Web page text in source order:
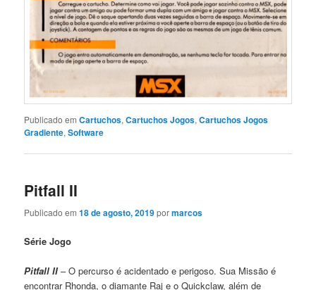
Publicado em Cartuchos,Cartuchos Jogos,Cartuchos Jogos
Gradiente,Software
Pitfall II
Publicado em18 de agosto, 2019pormarcos
Série Jogo
Pitfall II– O percurso é acidentado e perigoso. Sua Missão é
encontrar Rhonda, o diamante Raj e o Quickclaw, além de